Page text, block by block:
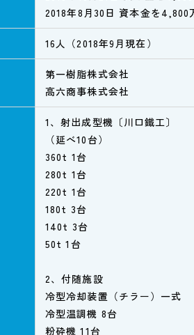
2018年8月30日 資本金を4,800
16人（2018年9月現在）
第一樹脂株式会社
高六商事株式会社
1、射出成型機〔川口鐵工〕
（延べ10台）
360t 1台
280t 1台
220t 1台
180t 3台
140t 3台
50t 1台
2、付随施設
冷型冷却装置（チラー）一式
冷型温調機 8台
粉砕機 11台